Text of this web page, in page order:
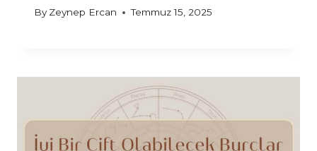
By Zeynep Ercan Temmuz 15, 2025